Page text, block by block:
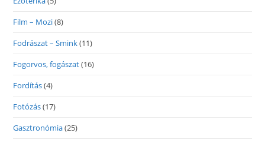
Film – Mozi(8)
Fodrászat – Smink(11)
Fogorvos, fogászat(16)
Fordítás(4)
Fotózás(17)
Gasztronómia(25)